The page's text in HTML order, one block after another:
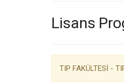
Lisans
TIP FAKÜLTESİ -